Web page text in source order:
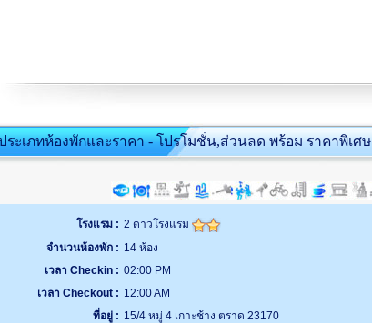
ระเภทห้องพักและราคา - โปรโมชั่น,ส่วนลด พร้อม ราคาพิเศษ
โรงแรม : 2 ดาวโรงแรม
จำนวนห้องพัก : 14 ห้อง
เวลา Checkin : 02:00 PM
เวลา Checkout : 12:00 AM
ที่อยู่ : 15/4 หมู่ 4 เกาะช้าง ตราด 23170